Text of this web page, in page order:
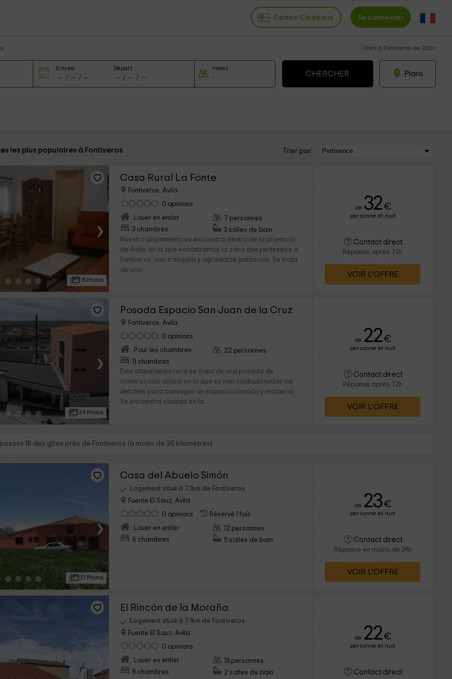
Cartes-Cadeaux Se connecter
Gîtes à Fontiveros de 2026
Entrée Départ Hôtes
Plans
les plus populaires à Fontiveros Trier par:
›
15 Photos
Casa Rural La Fonte
Fontiveros, Ávila
0 opinions
Louer en entier
3 chambres
7 personnes
3 salles de bain
Nuestro alojamiento se encuentra dentro de la provincia
de Ávila, en la que encontramos la zona que pertenece a
Fontiveros, una tranquila y agradable población. Se trata
de una...
de 32€
personne et nuit
Contact direct
Réponse après 72h
VOIR L’OFFRE
›
29 Photos
Posada Espacio San Juan de la Cruz
Fontiveros, Ávila
0 opinions
Pour les chambres
11 chambres
22 personnes
Este alojamiento rural se trata de una posada de
construcción actual en la que se han cuidado todos los
detalles para conseguir un espacio cómodo y moderno.
Se encuentra situada en la...
de 22€
personne et nuit
Contact direct
Réponse après 72h
VOIR L’OFFRE
18 des gîtes près de Fontiveros (à moins de 25 kilomètres)
›
37 Photos
Casa del Abuelo Simón
Logement situé à 7.1km de Fontiveros
Fuente El Sauz, Ávila
0 opinions
Réservé 1 fois
Louer en entier
6 chambres
12 personnes
5 salles de bain
de 23€
personne et nuit
Contact direct
Réponse en moins de 24h
VOIR L’OFFRE
El Rincón de la Moraña
Logement situé à 7.1km de Fontiveros
Fuente El Sauz, Ávila
0 opinions
Louer en entier
5 chambres
15 personnes
2 salles de bain
de 22€
personne et nuit
Contact direct